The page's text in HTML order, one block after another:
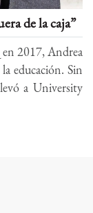
de la caja”
2017, Andrea
educación. Sin
a University